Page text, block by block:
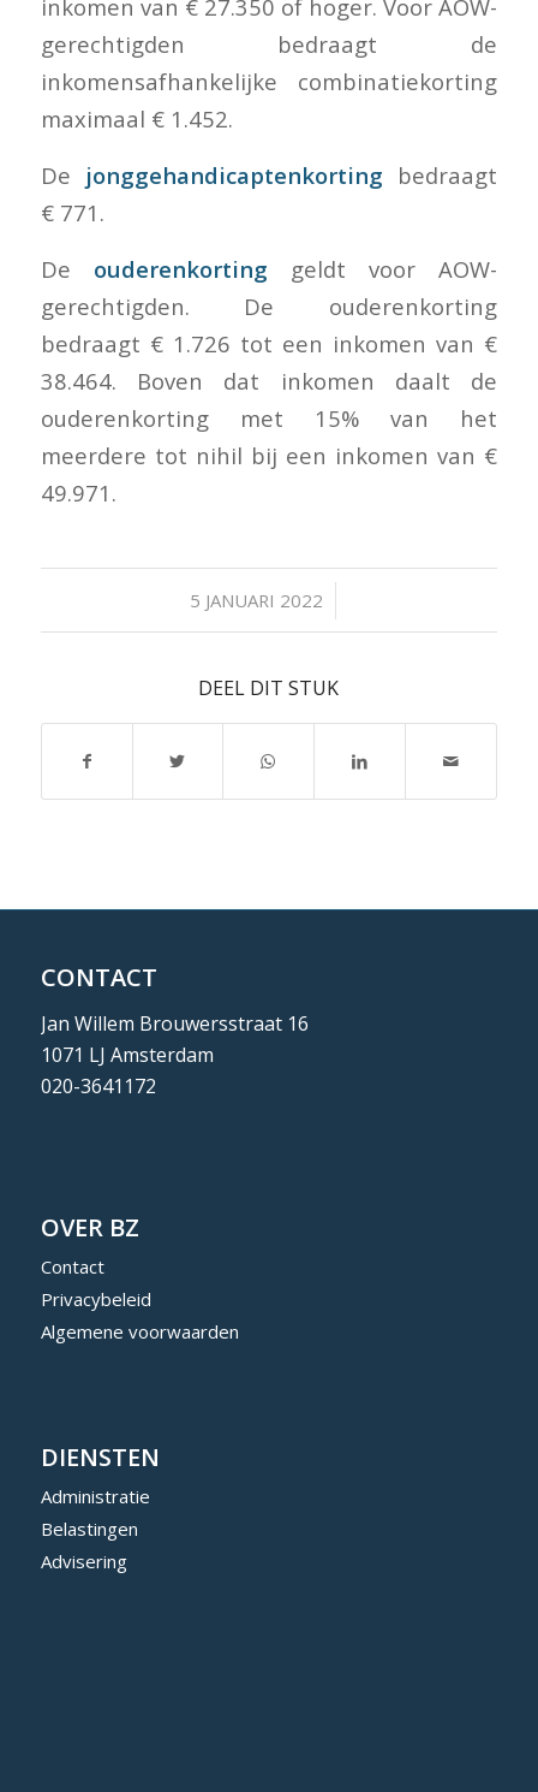
inkomen van € 27.350 of hoger. Voor AOW-
gerechtigden bedraagt de
inkomensafhankelijke combinatiekorting
maximaal € 1.452.
De jonggehandicaptenkorting bedraagt
€ 771.
De ouderenkorting geldt voor AOW-
gerechtigden. De ouderenkorting
bedraagt € 1.726 tot een inkomen van €
38.464. Boven dat inkomen daalt de
ouderenkorting met 15% van het
meerdere tot nihil bij een inkomen van €
49.971.
5 JANUARI 2022
/
DEEL DIT STUK
CONTACT
Jan Willem Brouwersstraat 16
1071 LJ Amsterdam
020-3641172
OVER BZ
Contact
Privacybeleid
Algemene voorwaarden
DIENSTEN
Administratie
Belastingen
Advisering